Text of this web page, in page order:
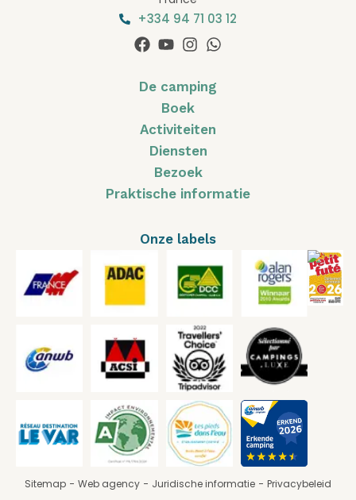
+334 94 71 03 12
De camping
Boek
Activiteiten
Diensten
Bezoek
Praktische informatie
Onze labels
Sitemap Web agency Juridische informatie Privacybeleid